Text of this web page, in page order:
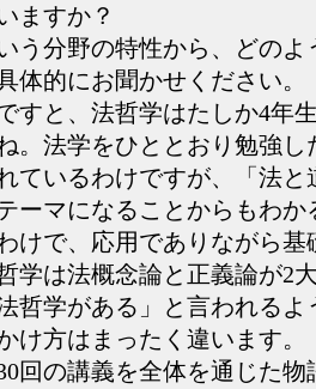
ますか？
う分野の特性から、どのよ
体的にお聞かせください。
すと、法哲学はたしか4年
。法学をひととおり勉強し
ているわけですが、「法と
ーマになることからもわか
けで、応用でありながら基
学は法概念論と正義論が2
哲学がある」と言われるよ
け方はまったく違います。
回の講義を全体を通じた物